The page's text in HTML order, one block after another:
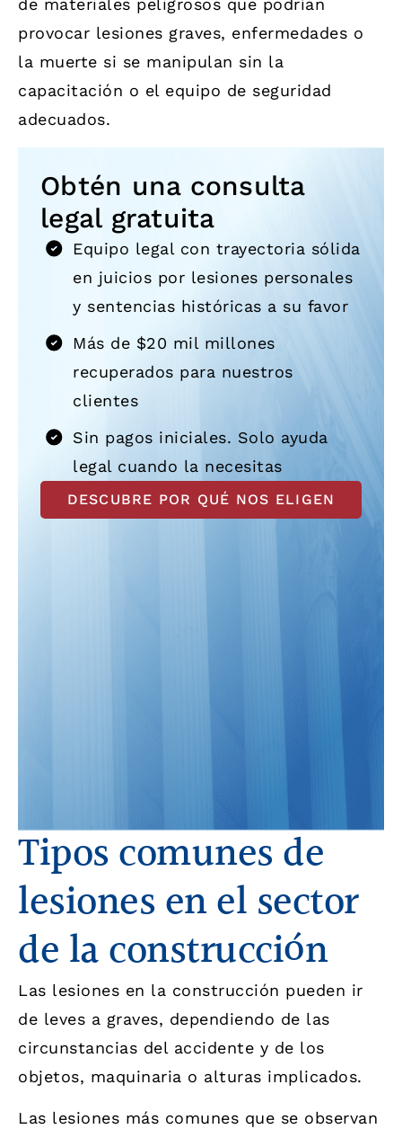
de materiales peligrosos que podrían
provocar lesiones graves, enfermedades o
la muerte si se manipulan sin la
capacitación o el equipo de seguridad
adecuados.
Obtén una consulta
legal gratuita
Equipo legal con trayectoria sólida
en juicios por lesiones personales
y sentencias históricas a su favor
Más de $20 mil millones
recuperados para nuestros
clientes
Sin pagos iniciales. Solo ayuda
legal cuando la necesitas
DESCUBRE POR QUÉ NOS ELIGEN
Tipos comunes de
lesiones en el sector
de la construcción
Las lesiones en la construcción pueden ir
de leves a graves, dependiendo de las
circunstancias del accidente y de los
objetos, maquinaria o alturas implicados.
Las lesiones más comunes que se observan